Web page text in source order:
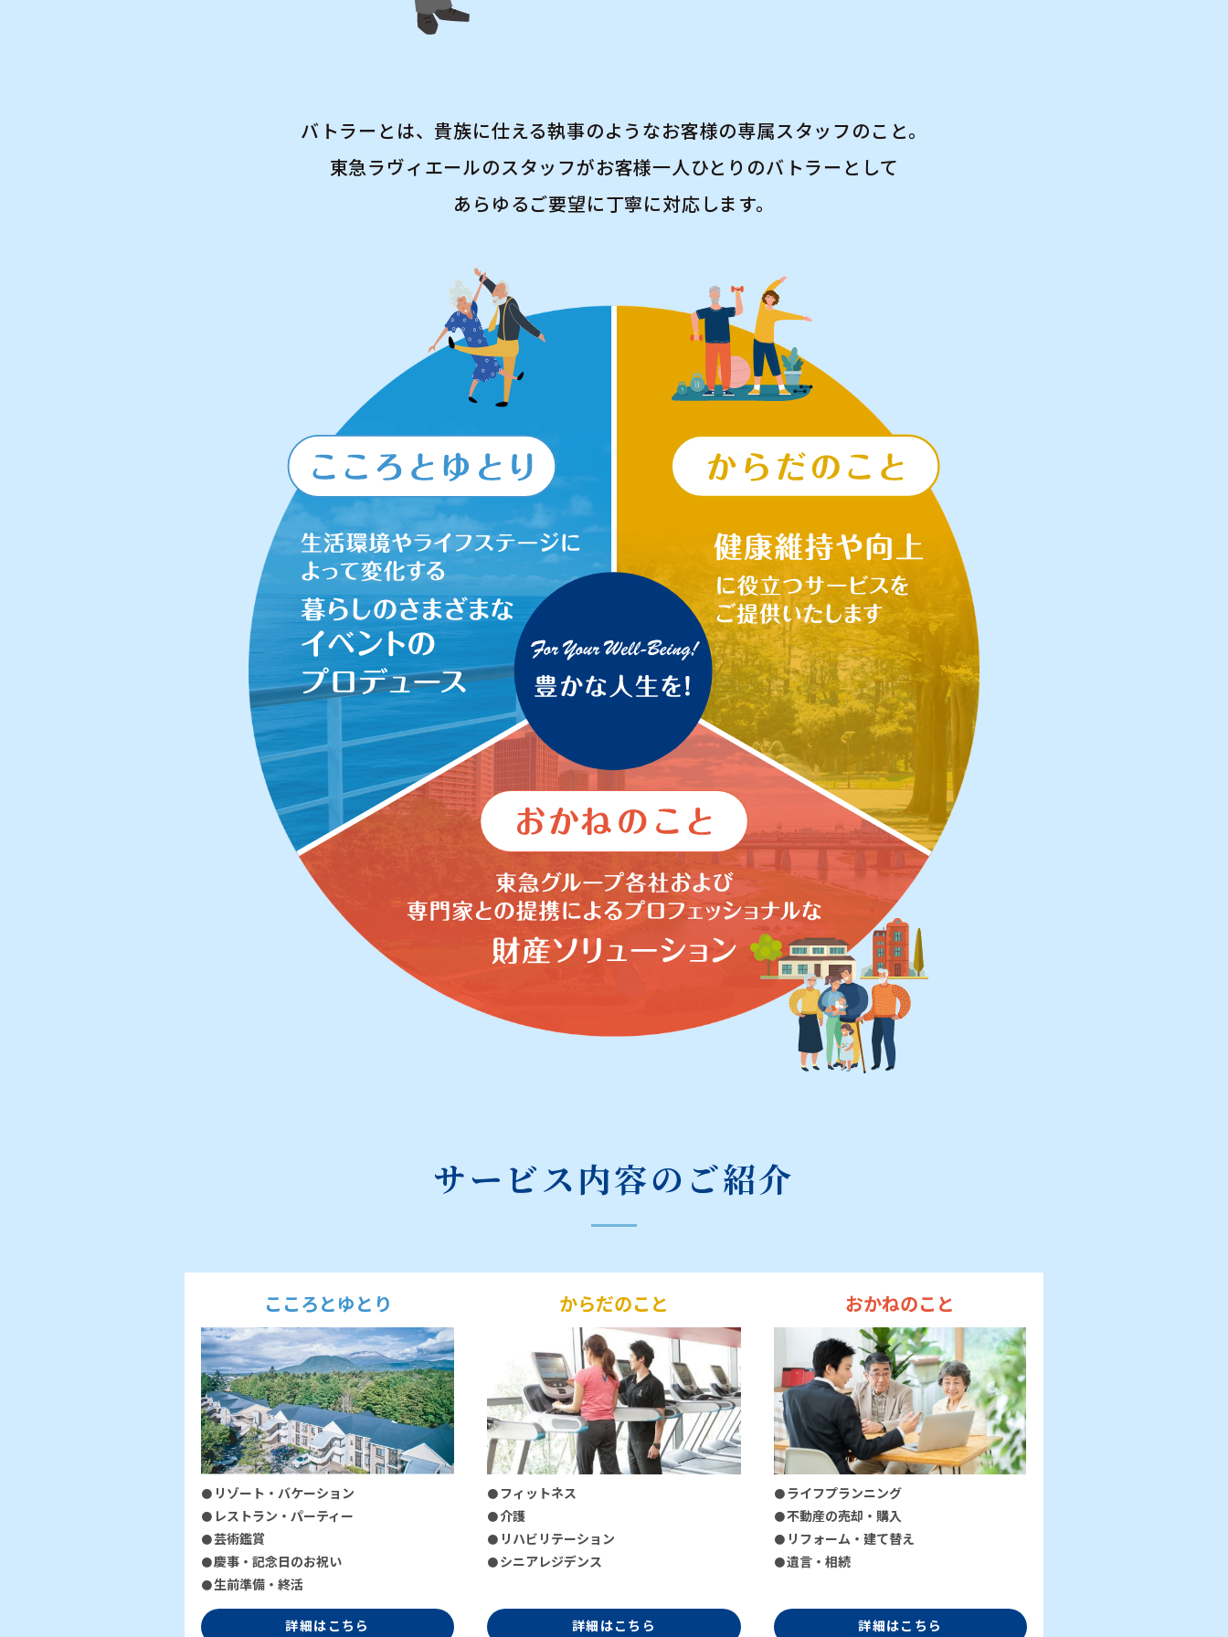
バトラーとは、貴族に仕える執事のようなお客様の専属スタッフのこと。
東急ラヴィエールのスタッフがお客様一人ひとりのバトラーとして
あらゆるご要望に丁寧に対応します。
サービス内容のご紹介
こころとゆとり
リゾート・バケーション
レストラン・パーティー
芸術鑑賞
慶事・記念日のお祝い
生前準備・終活
詳細はこちら
からだのこと
フィットネス
介護
リハビリテーション
シニアレジデンス
詳細はこちら
おかねのこと
ライフプランニング
不動産の売却・購入
リフォーム・建て替え
遺言・相続
詳細はこちら